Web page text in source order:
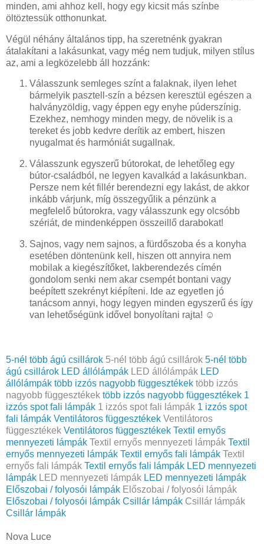
minden, ami ahhoz kell, hogy egy kicsit más színbe
öltöztessük otthonunkat.
Végül néhány általános tipp, ha szeretnénk gyakran
átalakítani a lakásunkat, vagy még nem tudjuk, milyen stílus
az, ami a legközelebb áll hozzánk:
Válasszunk semleges színt a falaknak, ilyen lehet
bármelyik pasztell-szín a bézsen keresztül egészen a
halványzöldig, vagy éppen egy enyhe púderszínig.
Ezekhez, nemhogy minden megy, de növelik is a
tereket és jobb kedvre derítik az embert, hiszen
nyugalmat és harmóniát sugallnak.
Válasszunk egyszerű bútorokat, de lehetőleg egy
bútor-családból, ne legyen kavalkád a lakásunkban.
Persze nem két fillér berendezni egy lakást, de akkor
inkább várjunk, míg összegyűlik a pénzünk a
megfelelő bútorokra, vagy válasszunk egy olcsóbb
szériát, de mindenképpen összeillő darabokat!
Sajnos, vagy nem sajnos, a fürdőszoba és a konyha
esetében döntenünk kell, hiszen ott annyira nem
mobilak a kiegészítőket, lakberendezés címén
gondolom senki nem akar csempét bontani vagy
beépített szekrényt kiépíteni. Ide az egyetlen jó
tanácsom annyi, hogy legyen minden egyszerű és így
van lehetőségünk idővel bonyolítani rajta! ☺
5-nél több ágú csillárok 5-nél több ágú csillárok 5-nél több
ágú csillárok LED állólámpák LED állólámpák LED
állólámpák több izzós nagyobb függesztékek több izzós
nagyobb függesztékek több izzós nagyobb függesztékek 1
izzós spot fali lámpák 1 izzós spot fali lámpák 1 izzós spot
fali lámpák Ventilátoros függesztékek Ventilátoros
függesztékek Ventilátoros függesztékek Textil ernyős
mennyezeti lámpák Textil ernyős mennyezeti lámpák Textil
ernyős mennyezeti lámpák Textil ernyős fali lámpák Textil
ernyős fali lámpák Textil ernyős fali lámpák LED mennyezeti
lámpák LED mennyezeti lámpák LED mennyezeti lámpák
Előszobai / folyosói lámpák Előszobai / folyosói lámpák
Előszobai / folyosói lámpák Csillár lámpák Csillár lámpák
Csillár lámpák
Nova Luce